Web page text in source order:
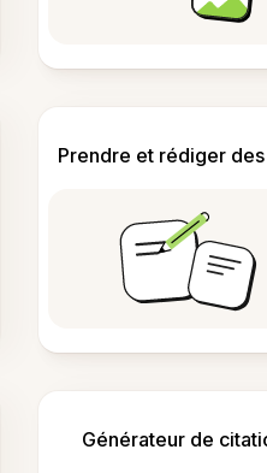
Prendre et rédiger
Générateur de